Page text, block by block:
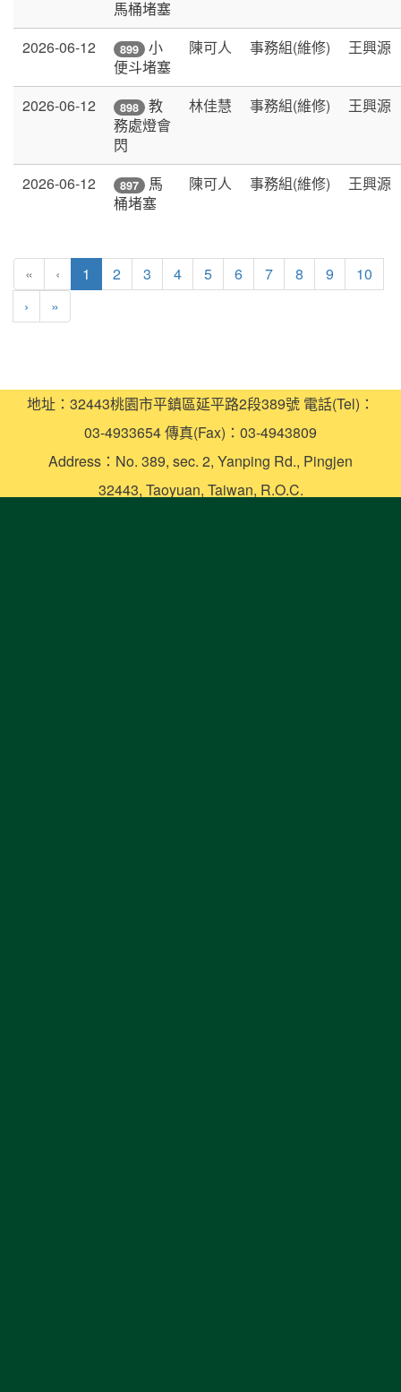
馬桶堵塞
2026-06-12 899
小
便斗堵塞
陳可人 事務組(維修) 王興源
2026-06-12 898
教
務處燈會
閃
林佳慧 事務組(維修) 王興源
2026-06-12 897
馬
桶堵塞
陳可人 事務組(維修) 王興源
« ‹ 1 (current)
2 3 4 5 6 7 8 9 10
› »
地址：32443桃園市平鎮區延平路2段389號 電話(Tel)：
03-4933654 傳真(Fax)：03-4943809
Address：No. 389, sec. 2, Yanping Rd., Pingjen
32443, Taoyuan, Taiwan, R.O.C.